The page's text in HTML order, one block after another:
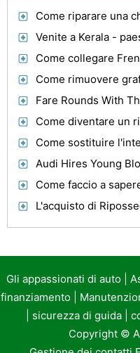
Come riparare una
Venite a Kerala -
Come rimuovere
Fare Rounds With
Come diventare un
Audi Hires Young
Gli appassionati di auto
finanziamento
sicurezza di guida|
Copyright ©